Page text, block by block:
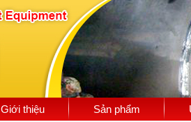
Giới thiệu Sản phẩm